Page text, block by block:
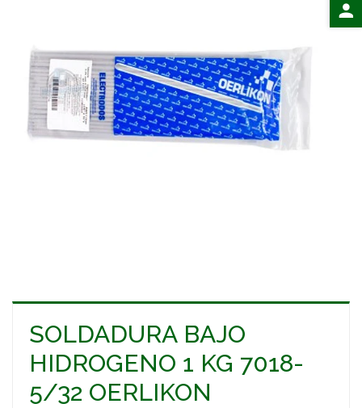
SOLDADURA BAJO
HIDROGENO 1 KG 7018-
5/32 OERLIKON